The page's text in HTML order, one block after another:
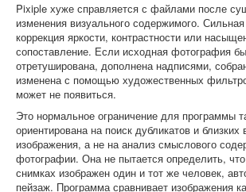
Pixiple хуже справляется с файлами после
изменения визуального содержимого.
коррекция яркости, контрастности или
сопоставление. Если исходная фотография
отретуширована, дополнена надписями,
изменена с помощью художественных
может не появиться.
Это нормальное ограничение для программы
ориентирована на поиск дубликатов и близких
изображения, а не на анализ смыслового
фотографии. Она не пытается определить,
снимках изображен один и тот же человек,
пейзаж. Программа сравнивает изображения